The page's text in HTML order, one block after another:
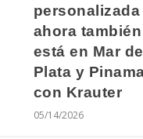
personalizada
ahora también
está en Mar del
Plata y
con Krauter
05/14/2026